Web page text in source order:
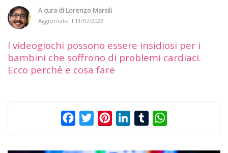
A cura di Lorenzo Marsili
Aggiornato il 11/07/2023
I videogiochi possono essere insidiosi per i
bambini che soffrono di problemi cardiaci.
Ecco perché e cosa fare
FacebookTwitterPinterestLinkedInTumblr